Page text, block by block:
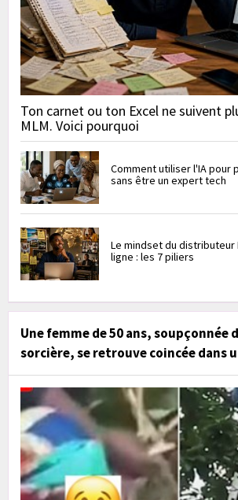
Ton carnet ou ton Excel ne suivent
MLM. Voici pourquoi
Comment utiliser l'IA pour
sans être un expert tech
Le mindset du distributeur
ligne : les 7 piliers
Une femme de 50 ans, soupçonnée
sorcière, se retrouve coincée dans